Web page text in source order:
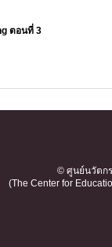
ตอนที่ 3
© ศูนย์นวัตก
(The Center for